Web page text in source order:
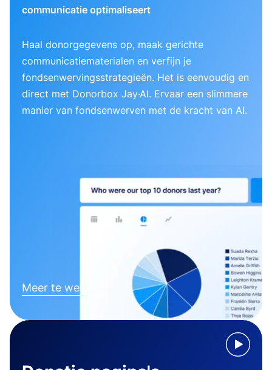
communicatie optimaliseert
Haal donorgegevens op, maak gerichte
communicatiematerialen en verfijn je
fondsenwervingsstrategieën. Het is eenvoudig en
direct met Donorbox Jay·AI. Ervaar een slimmere
manier van fondsenwerven met de kracht van AI.
Meer te weten komen